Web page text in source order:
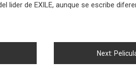
lider de EXILE, aunque se escribe
Next: